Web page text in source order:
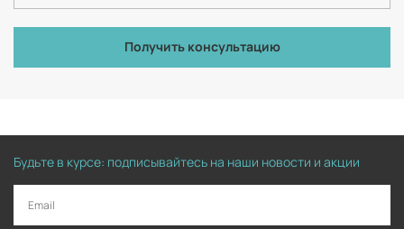
Получить консультацию
Будьте в курсе: подписывайтесь на наши новости и акции